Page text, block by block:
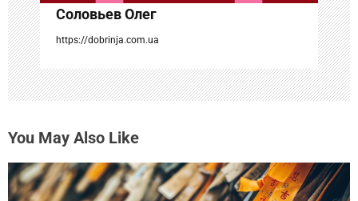
я
м
Соловьев Олег
https://dobrinja.com.ua
You May Also Like